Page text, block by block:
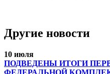
Другие новости
10 июля
ПОДВЕДЕНЫ ИТОГИ
ФЕДЕРАЛЬНОЙ